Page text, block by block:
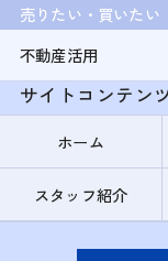
売りたい・買いたい
不動産活用
サイトコンテン
ホーム
スタッフ紹介